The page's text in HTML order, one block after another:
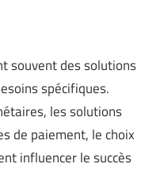
souvent des solutions
spécifiques.
les solutions
de paiement, le choix
influencer le succès